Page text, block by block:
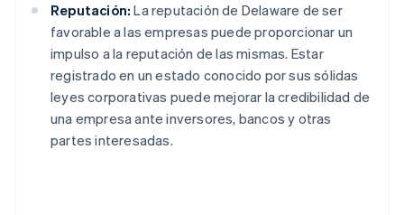
Reputación: La reputación de Delaware de ser
favorable a las empresas puede proporcionar un
impulso a la reputación de las mismas. Estar
registrado en un estado conocido por sus sólidas
leyes corporativas puede mejorar la credibilidad de
una empresa ante inversores, bancos y otras
partes interesadas.